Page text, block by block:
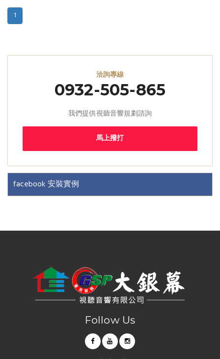
1
洽詢專線
0932-505-865
我們提供視聽音響規劃諮詢
馬上撥打
facebook 安裝實例
Follow Us